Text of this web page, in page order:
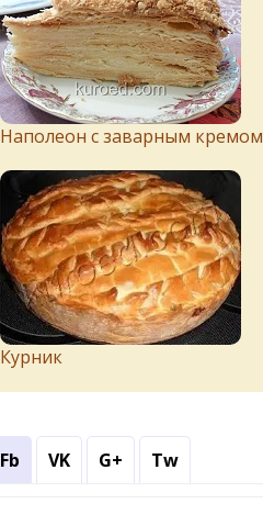
Наполеон с заварным кремом
Курник
Fb VK G+ Tw